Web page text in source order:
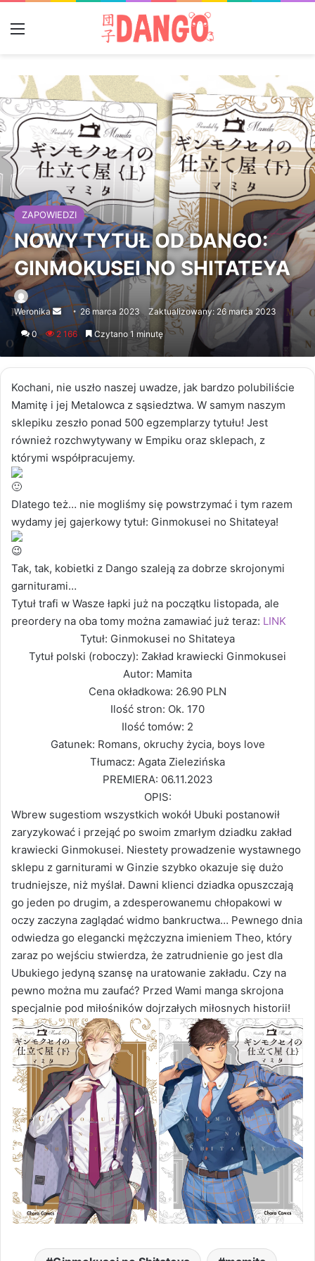
ZAPOWIEDZI
NOWY TYTUŁ OD DANGO:
GINMOKUSEI NO SHITATEYA
Weronika
Send
an
email
26 marca 2023 Zaktualizowany: 26 marca 2023
0 2 166 Czytano 1 minutę
Kochani, nie uszło naszej uwadze, jak bardzo polubiliście
Mamitę i jej Metalowca z sąsiedztwa. W samym naszym
sklepiku zeszło ponad 500 egzemplarzy tytułu! Jest
również rozchwytywany w Empiku oraz sklepach, z
którymi współpracujemy.
Dlatego też… nie mogliśmy się powstrzymać i tym razem
wydamy jej gajerkowy tytuł: Ginmokusei no Shitateya!
Tak, tak, kobietki z Dango szaleją za dobrze skrojonymi
garniturami…
Tytuł trafi w Wasze łapki już na początku listopada, ale
preordery na oba tomy można zamawiać już teraz: LINK
Tytuł: Ginmokusei no Shitateya
Tytuł polski (roboczy): Zakład krawiecki Ginmokusei
Autor: Mamita
Cena okładkowa: 26.90 PLN
Ilość stron: Ok. 170
Ilość tomów: 2
Gatunek: Romans, okruchy życia, boys love
Tłumacz: Agata Zielezińska
PREMIERA: 06.11.2023
OPIS:
Wbrew sugestiom wszystkich wokół Ubuki postanowił
zaryzykować i przejąć po swoim zmarłym dziadku zakład
krawiecki Ginmokusei. Niestety prowadzenie wystawnego
sklepu z garniturami w Ginzie szybko okazuje się dużo
trudniejsze, niż myślał. Dawni klienci dziadka opuszczają
go jeden po drugim, a zdesperowanemu chłopakowi w
oczy zaczyna zaglądać widmo bankructwa… Pewnego dnia
odwiedza go elegancki mężczyzna imieniem Theo, który
zaraz po wejściu stwierdza, że zatrudnienie go jest dla
Ubukiego jedyną szansę na uratowanie zakładu. Czy na
pewno można mu zaufać? Przed Wami manga skrojona
specjalnie pod miłośników dojrzałych miłosnych historii!